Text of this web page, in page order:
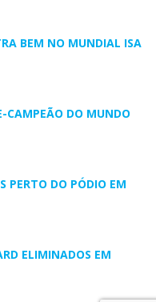
BEM NO MUNDIAL ISA
CAMPEÃO DO MUNDO
PERTO DO PÓDIO EM
ELIMINADOS EM